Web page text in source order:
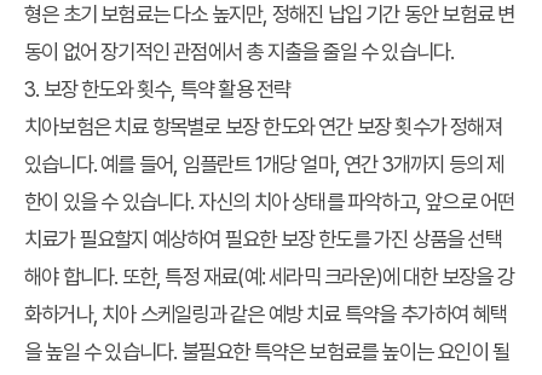
형은 초기 보험료는 다소 높지만, 정해진 납입 기간 동안 보험료 변
동이 없어 장기적인 관점에서 총 지출을 줄일 수 있습니다.
3. 보장 한도와 횟수, 특약 활용 전략
치아보험은 치료 항목별로 보장 한도와 연간 보장 횟수가 정해져
있습니다. 예를 들어, 임플란트 1개당 얼마, 연간 3개까지 등의 제
한이 있을 수 있습니다. 자신의 치아 상태를 파악하고, 앞으로 어떤
치료가 필요할지 예상하여 필요한 보장 한도를 가진 상품을 선택
해야 합니다. 또한, 특정 재료(예: 세라믹 크라운)에 대한 보장을 강
화하거나, 치아 스케일링과 같은 예방 치료 특약을 추가하여 혜택
을 높일 수 있습니다. 불필요한 특약은 보험료를 높이는 요인이 될